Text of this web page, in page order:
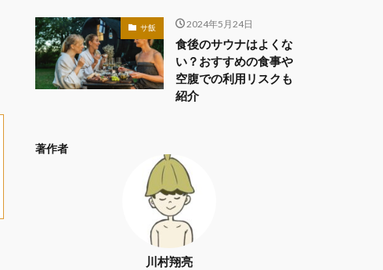
サ飯 2024年5月24日
食後のサウナはよくな
い？おすすめの食事や
空腹での利用リスクも
紹介
著作者
川村翔亮